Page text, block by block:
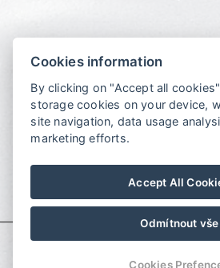
Cookies information
By clicking on "Accept all
storage cookies on your device,
site navigation, data usage
marketing efforts.
Accept All
Odmítnout vše
Cookies